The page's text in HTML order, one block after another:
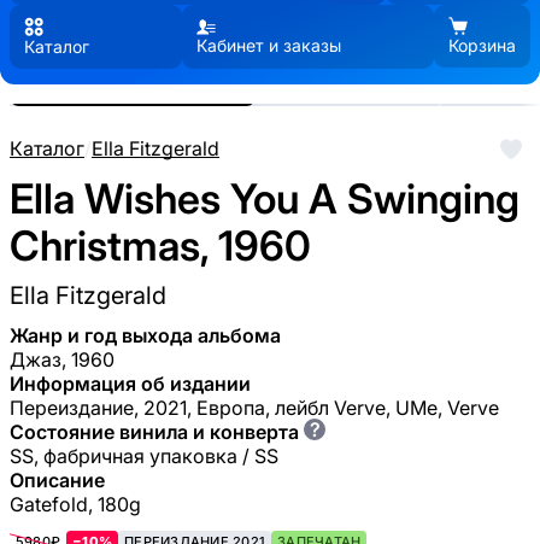
Каталог Кабинет и заказы Корзина
Каталог/Ella Fitzgerald
Ella Wishes You A Swinging
Christmas, 1960
Ella Fitzgerald
Жанр и год выхода альбома
Джаз, 1960
Информация об издании
Переиздание, 2021, Европа, лейбл Verve, UMe, Verve
Состояние винила и конверта ?
SS, фабричная упаковка / SS
Описание
Gatefold, 180g
Реальные фото пластинки.
Нажмите, чтобы увеличить